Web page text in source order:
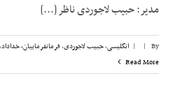
مدیر: حبیب لاجوردی ناظر [...]
By
|
| انگلیسی,حبیب لاجوردی,فرمانفرماییان، خداداد,
Read More